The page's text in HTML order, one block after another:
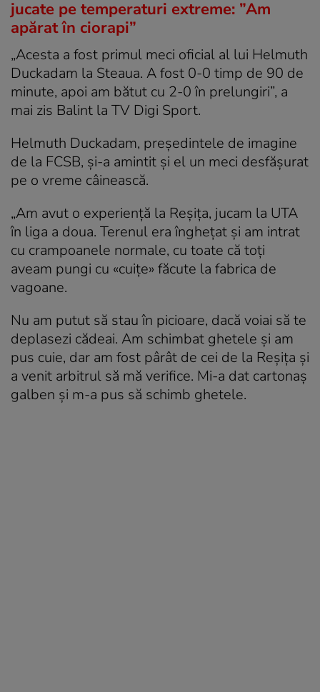
jucate pe temperaturi extreme: ”Am
apărat în ciorapi”
„Acesta a fost primul meci oficial al lui Helmuth
Duckadam la Steaua. A fost 0-0 timp de 90 de
minute, apoi am bătut cu 2-0 în prelungiri”, a
mai zis Balint la TV Digi Sport.
Helmuth Duckadam, președintele de imagine
de la FCSB, și-a amintit și el un meci desfășurat
pe o vreme câinească.
„Am avut o experienţă la Reşiţa, jucam la UTA
în liga a doua. Terenul era îngheţat şi am intrat
cu crampoanele normale, cu toate că toţi
aveam pungi cu «cuiţe» făcute la fabrica de
vagoane.
Nu am putut să stau în picioare, dacă voiai să te
deplasezi cădeai. Am schimbat ghetele şi am
pus cuie, dar am fost pârât de cei de la Reşiţa şi
a venit arbitrul să mă verifice. Mi-a dat cartonaş
galben şi m-a pus să schimb ghetele.